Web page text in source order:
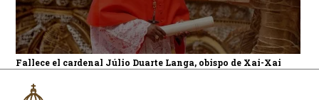
Fallece el cardenal Júlio Duarte Langa, obispo de Xai-Xai